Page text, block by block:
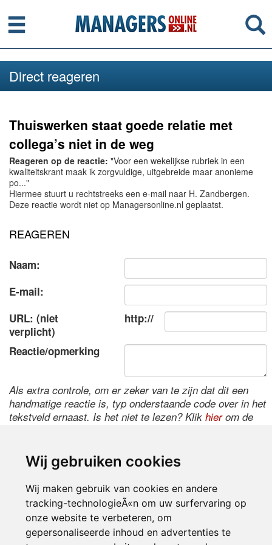
Wij gebruiken cookies
Wij maken gebruik van cookies en andere
tracking-technologieÃ«n om uw surfervaring op
onze website te verbeteren, om
gepersonaliseerde inhoud en advertenties te
Menu
Direct reageren
Thuiswerken staat goede relatie met
collega’s niet in de weg
Reageren op de reactie: "Voor een wekelijkse rubriek in een
kwaliteitskrant maak ik zorgvuldige, uitgebreide maar anonieme
po..."
Hiermee stuurt u rechtstreeks een e-mail naar H. Zandbergen.
Deze reactie wordt niet op Managersonline.nl geplaatst.
REAGEREN
Naam:
E-mail:
URL: (niet
verplicht)
http://
Reactie/opmerking
Als extra controle, om er zeker van te zijn dat dit een
handmatige reactie is, typ onderstaande code over in het
tekstveld ernaast. Is het niet te lezen? Klik hierom de